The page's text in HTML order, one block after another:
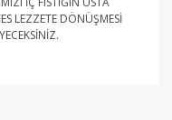
LEZZETE DÖNÜŞMESİ